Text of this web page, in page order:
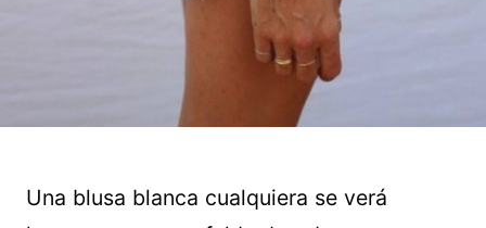
Una blusa blanca cualquiera se verá